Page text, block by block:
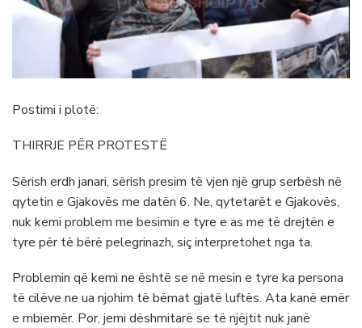
Postimi i plotë:
THIRRJE PËR PROTESTË
Sërish erdh janari, sërish presim të vjen një grup serbësh në
qytetin e Gjakovës me datën 6. Ne, qytetarët e Gjakovës,
nuk kemi problem me besimin e tyre e as me të drejtën e
tyre për të bërë pelegrinazh, siç interpretohet nga ta.
Problemin që kemi ne është se në mesin e tyre ka persona
të cilëve ne ua njohim të bëmat gjatë luftës. Ata kanë emër
e mbiemër. Por, jemi dëshmitarë se të njëjtit nuk janë